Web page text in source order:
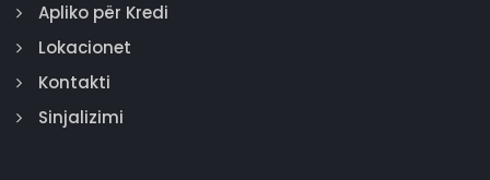
Apliko për Kredi
Lokacionet
Kontakti
Sinjalizimi